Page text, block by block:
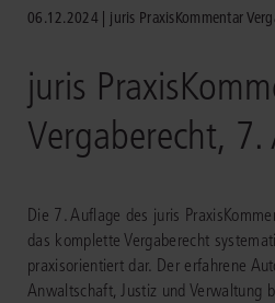
06.12.2024 juris PraxisKommentar
juris
Vergaberecht,
Die 7. Auflage des juris
das komplette Vergaberecht
praxisorientiert dar. Der erfahrene
Anwaltschaft, Justiz und Verwaltung